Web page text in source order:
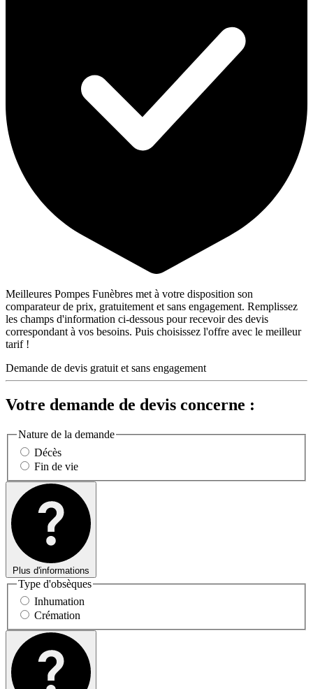
Meilleures Pompes Funèbres met à votre disposition son
comparateur de prix, gratuitement et sans engagement. Remplissez
les champs d'information ci-dessous pour recevoir des devis
correspondant à vos besoins. Puis choisissez l'offre avec le meilleur
tarif !
Demande de devis gratuit et sans engagement
Votre demande de devis concerne :
Nature de la demande
Décès
Fin de vie
Plus d'informations
Type d'obsèques
Inhumation
Crémation